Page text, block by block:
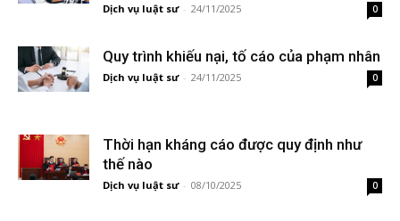
Dịch vụ luật sư - 24/11/2025 0
Quy trình khiếu nại, tố cáo của phạm nhân
Dịch vụ luật sư - 24/11/2025 0
Thời hạn kháng cáo được quy định như
thế nào
Dịch vụ luật sư - 08/10/2025 0